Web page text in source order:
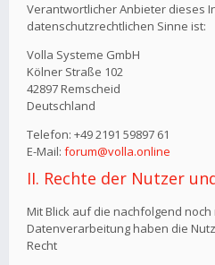
Verantwortlicher Anbieter dieses
datenschutzrechtlichen Sinne ist:
Volla Systeme GmbH
Kölner Straße 102
42897 Remscheid
Deutschland
Telefon: +49 2191 59897 61
E-Mail: forum@volla.online
II. Rechte der Nutzer
Mit Blick auf die nachfolgend
Datenverarbeitung haben die
Recht